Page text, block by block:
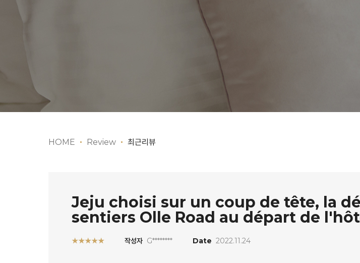
HOME Review 최근리뷰
Jeju choisi sur un coup de tête, la
sentiers Olle Road au départ de
★★★★★ 작성자 G******** Date 2022.11.24